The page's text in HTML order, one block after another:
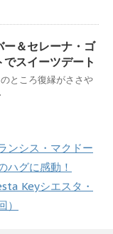
ー＆セレーナ・ゴ
スイーツデート
ところ復縁がささや
ンシス・マクドー
ハグに感動！
Keyシエスタ・